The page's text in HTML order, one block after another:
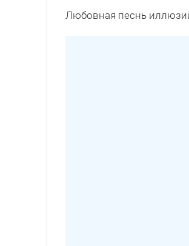
Любовная песнь